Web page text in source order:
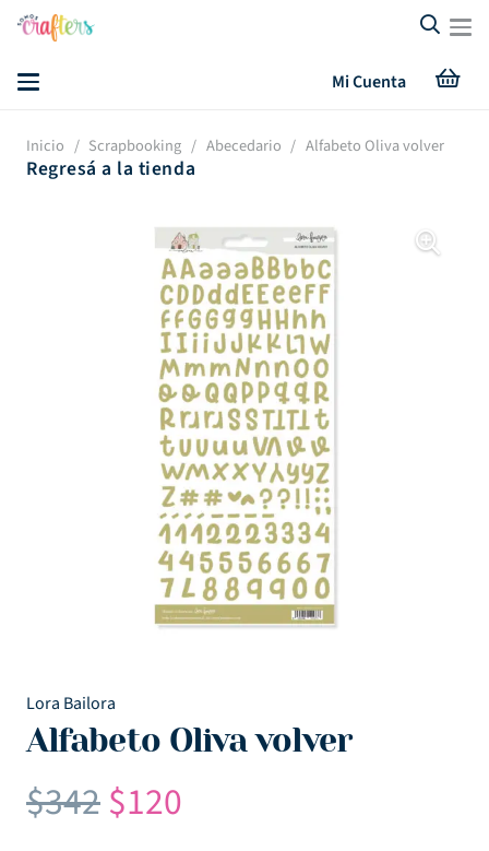
Mi Cuenta
Inicio / Scrapbooking / Abecedario / Alfabeto Oliva volver
Regresá a la tienda
Lora Bailora
Alfabeto Oliva volver
$342El
precio
$120